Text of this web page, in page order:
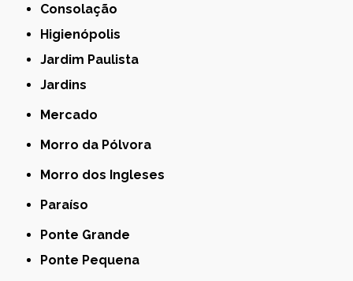
Consolação
Higienópolis
Jardim Paulista
Jardins
Mercado
Morro da Pólvora
Morro dos Ingleses
Paraíso
Ponte Grande
Ponte Pequena